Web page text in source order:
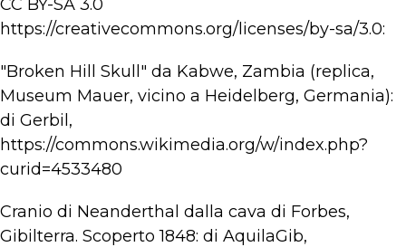
CC BY-SA 3.0
https://creativecommons.org/licenses/by-sa/3.0:
"Broken Hill Skull" da Kabwe, Zambia (replica,
Museum Mauer, vicino a Heidelberg, Germania):
di Gerbil,
https://commons.wikimedia.org/w/index.php?
curid=4533480
Cranio di Neanderthal dalla cava di Forbes,
Gibilterra. Scoperto 1848: di AquilaGib,